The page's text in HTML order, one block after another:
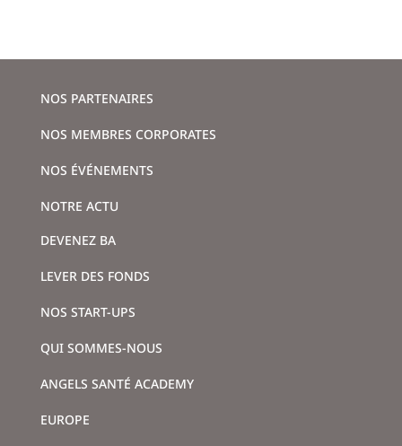
NOS PARTENAIRES
NOS MEMBRES CORPORATES
NOS ÉVÉNEMENTS
NOTRE ACTU
DEVENEZ BA
LEVER DES FONDS
NOS START-UPS
QUI SOMMES-NOUS
ANGELS SANTÉ ACADEMY
EUROPE